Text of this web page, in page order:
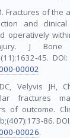
Fractures of the
and
operatively
J Bone
45. DOI:
00002
Velyvis JH,
fractures
of outcome.
86. DOI:
00026.